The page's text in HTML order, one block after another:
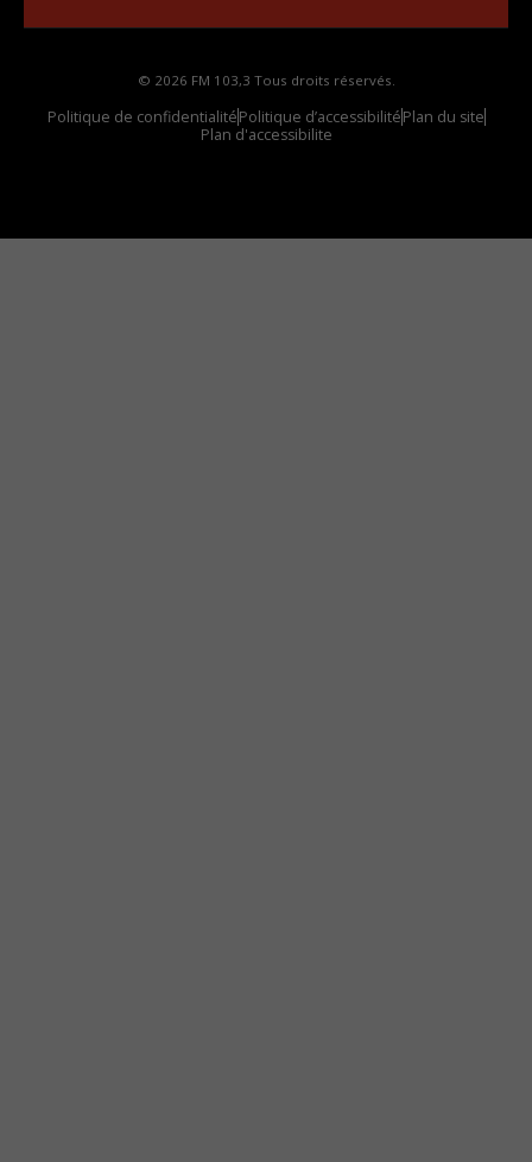
© 2026 FM 103,3 Tous droits réservés.
Politique de confidentialitéPolitique d’accessibilitéPlan du site
Plan d'accessibilite